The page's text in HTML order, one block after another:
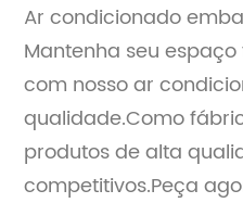
Ar condicionado
Mantenha seu
com nosso ar
qualidade.Como
produtos de alta
competitivos.Peça